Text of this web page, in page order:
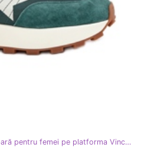
Pantofi sport din piele de căprioară pentru femei pe platforma Vinceza 66720 Verde